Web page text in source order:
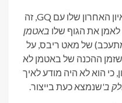
ממה שאנחנו יכולים להסיק מהראיון האחרון שלו עם GQ, זה
את הגוף שלו באטמן
של מאט ריבס, על
שזמן ההכנה של באטמן לא
כי הוא לא היה מודע לאיך
ב'שנמצא כעת בייצור.